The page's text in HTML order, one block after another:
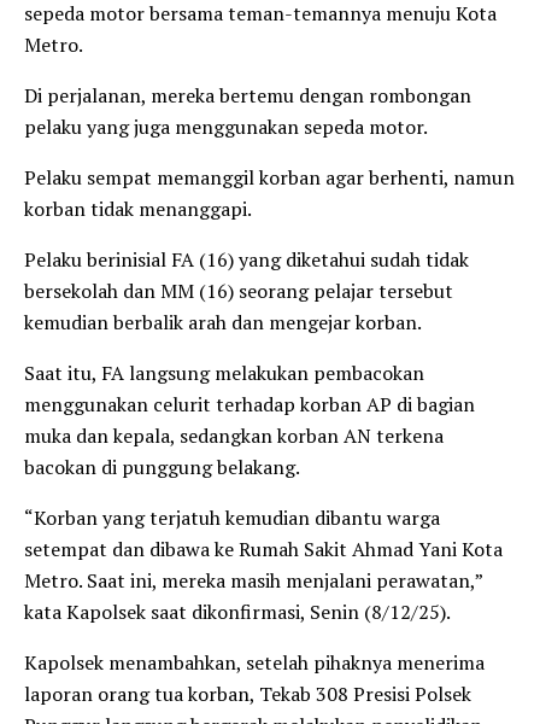
sepeda motor bersama teman-temannya menuju Kota
Metro.
Di perjalanan, mereka bertemu dengan rombongan
pelaku yang juga menggunakan sepeda motor.
Pelaku sempat memanggil korban agar berhenti, namun
korban tidak menanggapi.
Pelaku berinisial FA (16) yang diketahui sudah tidak
bersekolah dan MM (16) seorang pelajar tersebut
kemudian berbalik arah dan mengejar korban.
Saat itu, FA langsung melakukan pembacokan
menggunakan celurit terhadap korban AP di bagian
muka dan kepala, sedangkan korban AN terkena
bacokan di punggung belakang.
“Korban yang terjatuh kemudian dibantu warga
setempat dan dibawa ke Rumah Sakit Ahmad Yani Kota
Metro. Saat ini, mereka masih menjalani perawatan,”
kata Kapolsek saat dikonfirmasi, Senin (8/12/25).
Kapolsek menambahkan, setelah pihaknya menerima
laporan orang tua korban, Tekab 308 Presisi Polsek